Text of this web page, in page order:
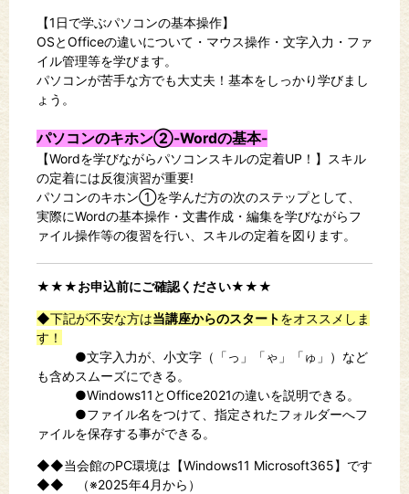
【1 日で学ぶパソコンの基本操作】
OSとOfficeの違いについて・マウス操作・文字入力 ・ ファ
イル管理等を学びます。
パソコンが苦手な方でも大丈夫！基本をしっかり学びまし
ょう。
パソコンのキホン②-Wordの基本-
【Wordを学びながらパソコンスキルの定着UP ！ 】
スキル
の定着には反復演習が重要!
パソコンのキホン①を学んだ方の次のステップとして、
実際にWordの基本操作・文書作成・編集を学びながらフ
ァイル操作等の復習を行い、スキルの定着を図ります。
★★★お申込前にご確認ください★★★
◆下記が不安な方は当講座からのスタートをオススメしま
す！
●文字入力が、小文字（「っ」「ゃ」「ゅ」）など
も含めスムーズにできる。
●Windows11とOffice2021の違いを説明できる。
●ファイル名をつけて、指定されたフォルダーへフ
ァイルを保存する事ができる。
◆◆当会館のPC環境は【Windows11 Microsoft365】です
◆◆ （※2025年4月から）